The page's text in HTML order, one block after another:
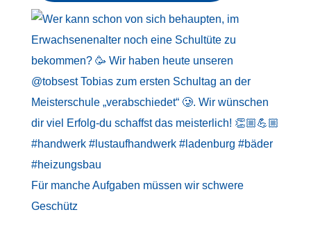
Für manche Aufgaben müssen wir schwere
Geschütz